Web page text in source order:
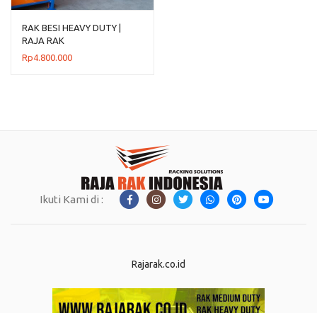
RAK BESI HEAVY DUTY |
RAJA RAK
Rp4.800.000
Ikuti Kami di :
Rajarak.co.id